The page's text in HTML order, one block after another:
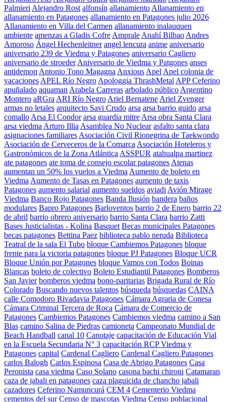
Palmieri Alejandro Rost alfonsín allanamiento Allanamiento en
allanamiento en Patagones allanamiento en Patagones julio 2026
Allanamiento en Villa del Carmen allanamiento inalauquen
ambiente amenzas a Gladis Cofre Amprale Anahí Bilbao Andres
Amoroso Ángel Hechenleitner angel lencura anime aniversario
aniversario 239 de Viedma y Patagones aniversario Cagliero
aniversario de stroeder Aniversario de Viedma y Patgones anses
antidemon Antonio Tono Magagna Anxious Apel Apel colonia de
vacaciones APEL Río Negro Apologgia ThrashMetal APP Ceferino
apuñalado aquaman Arabela Carreras arbolado público Argentino
Montero aRGra ARI Río Negro Ariel Bernatene Ariel Zvenger
armas no letales arquitecto Savi Crudo arsa arsa barrio guido arsa
comallo Arsa El Condor arsa guardia mitre Arsa obra Santa Clara
arsa viedma Arturo Illia Asamblea No Nuclear asfalto santa clara
asignaciones familiares Asociación Civil Rionegrina de Taekwondo
Asociación de Cerveceros de la Comarca Asociación Hoteleros y
Gastronómicos de la Zona Atlántica ASSPUR atahualpa martinez
ate patagones ate toma de consejo escolar patagones Atenas
aumentan un 50% los vuelos a Viedma Aumento de boleto en
Viedma Aumento de Tasas en Patagones aumento de taxis
Patagones aumento salarial aumento sueldos aviadi Avión Mirage
Viedma Banco Rojo Patagones Banda Ilusión bandera baños
modulares Bapro Patagones Barloventos barrio 2 de Enero barrio 22
de abril barrio obrero aniversario barrio Santa Clara barrio Zatti
Bases Justicialistas - Kolina Basquet Becas municipales Patagones
becas patagones Bettina Paez biblioteca pablo neruda Biblioteca
Teatral de la sala El Tubo bloque Cambiemos Patagones bloque
frente para la victoria patagones bloque PJ Patagones Bloque UCR
Bloque Unión por Patagones bloque Vamos con Todos Boinas
Blancas boleto de colectivo Boleto Estudiantil Patagones Bomberos
San Javier bomberos viedma bono-paritarias Brigada Rural de Río
Colorado Buscando nuevos talentos búsqueda búsquedas CAINA
calle Comodoro Rivadavia Patagones Cámara Agraria de Conesa
Cámara Criminal Tercera de Roca Cámara de Comercio de
Patagones Cambiemos Patagones Cambiemos viedma camino a San
Blas camino Salina de Piedras camioneta Campeonato Mundial de
Beach Handball canal 10 Canotaje capacitación de Educación Vial
en la Escuela Secundaria N° 3 capacitación RCP Viedma y
Patagones capital Cardenal Cagliero Cardenal Cagliero Patagones
carlos Balogh Carlos Espinosa Casa de Abrigo Patagones Casa
Peronista casa viedma Caso Solano casona bachi chironi Catamaran
caza de jabali en patagones caza plaguicida de chancho jabali
cazadores Ceferino Namuncurá CEM 4 Cementerio Viedma
cementos del sur Censo de mascotas Viedma Censo poblacional